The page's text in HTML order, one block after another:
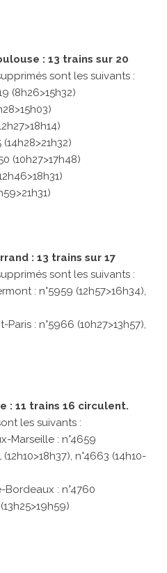
: 13 trains sur 20
sont les suivants :
(8h26>15h32)
(10h27>17h48)
: 13 trains sur 17
sont les suivants :
: n°5959 (12h57>16h34),
: n°5966 (10h27>13h57),
: 11 trains 16 circulent.
les suivants :
Marseille : n°4659
n°4663 (14h10-
Bordeaux : n°4760